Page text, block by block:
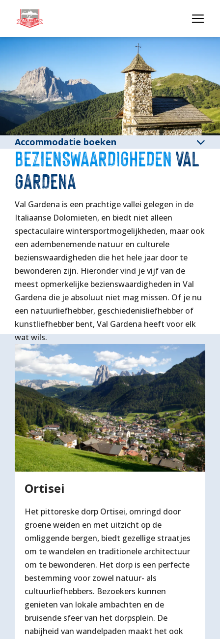
Accommodatie boeken
BEZIENSWAARDIGHEDEN VAL
GARDENA
Val Gardena is een prachtige vallei gelegen in de
Italiaanse Dolomieten, en biedt niet alleen
spectaculaire wintersportmogelijkheden, maar ook
een adembenemende natuur en culturele
bezienswaardigheden die het hele jaar door te
bewonderen zijn. Hieronder vind je vijf van de
meest opmerkelijke bezienswaardigheden in Val
Gardena die je absoluut niet mag missen. Of je nu
een natuurliefhebber, geschiedenisliefhebber of
kunstliefhebber bent, Val Gardena heeft voor elk
wat wils.
Ortisei
Het pittoreske dorp Ortisei, omringd door
groene weiden en met uitzicht op de
omliggende bergen, biedt gezellige straatjes
om te wandelen en traditionele architectuur
om te bewonderen. Het dorp is een perfecte
bestemming voor zowel natuur- als
cultuurliefhebbers. Bezoekers kunnen
genieten van lokale ambachten en de
bruisende sfeer van het dorpsplein. De
nabijheid van wandelpaden maakt het ook